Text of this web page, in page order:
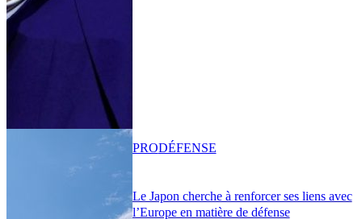
Le Japon cherche à renforcer ses liens avec
l’Europe en matière de défense
PRODÉFENSE